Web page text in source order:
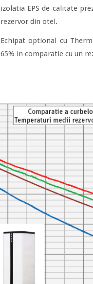
izolatia EPS de calitate
rezervor din otel.
Echipat optional cu
65% in comparatie cu un